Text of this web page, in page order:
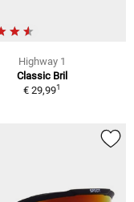
Highway 1
Classic Bril
€ 29,991